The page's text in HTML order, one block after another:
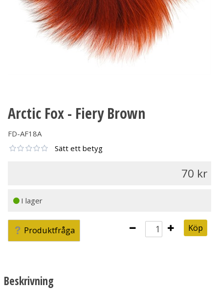
Arctic Fox - Fiery Brown
FD-AF18A
Sätt ett betyg
70
I lager
Produktfråga Köp
Beskrivning